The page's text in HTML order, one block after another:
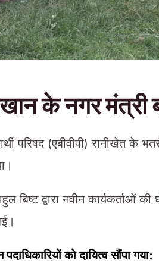
के नगर मंत्री
परिषद (एबीवीपी) रानीखेत के
बिष्ट द्वारा नवीन कार्यकर्ताओं
को दायित्व सौंपा गया: